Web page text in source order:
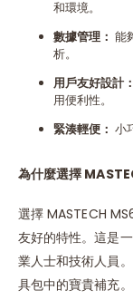
和環境。
數據管理： 能
析。
用戶友好設計：
用便利性。
緊湊輕便： 小
為什麼選擇
選擇 MASTECH
友好的特性。這是
業人士和技術人員
具包中的寶貴補充。